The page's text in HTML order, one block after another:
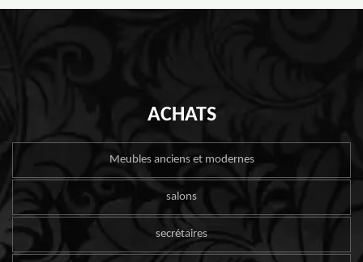
ACHATS
Meubles anciens et modernes
salons
secrétaires